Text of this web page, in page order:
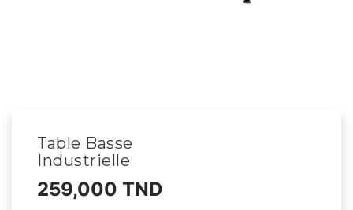
Table Basse
Industrielle
259,000 TND